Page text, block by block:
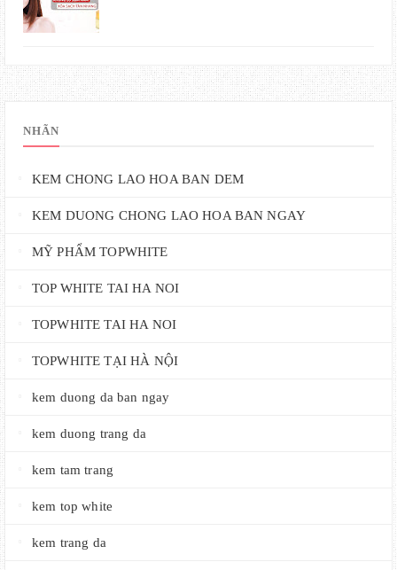
NHÃN
KEM CHONG LAO HOA BAN DEM
KEM DUONG CHONG LAO HOA BAN NGAY
MỸ PHẨM TOPWHITE
TOP WHITE TAI HA NOI
TOPWHITE TAI HA NOI
TOPWHITE TẠI HÀ NỘI
kem duong da ban ngay
kem duong trang da
kem tam trang
kem top white
kem trang da